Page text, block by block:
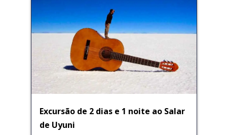
Excursão de 2 dias e 1 noite ao Salar
de Uyuni